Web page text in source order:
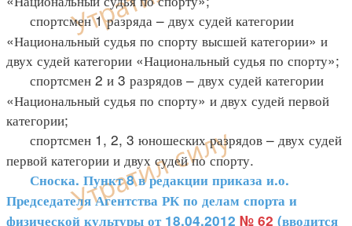
спортсмен 1 разряда – двух судей категории
«Национальный судья по спорту высшей категории» и
двух судей категории «Национальный судья по спорту»;
спортсмен 2 и 3 разрядов – двух судей категории
«Национальный судья по спорту» и двух судей первой
категории;
спортсмен 1, 2, 3 юношеских разрядов – двух судей
первой категории и двух судей по спорту.
Сноска. Пункт 8 в редакции приказа и.о.
Председателя Агентства РК по делам спорта и
физической культуры от 18.04.2012 № 62 (вводится